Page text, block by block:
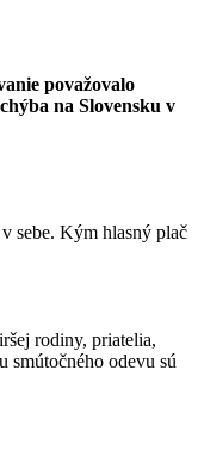
považovalo
na Slovensku v
sebe. Kým hlasný plač
rodiny, priatelia,
smútočného odevu sú